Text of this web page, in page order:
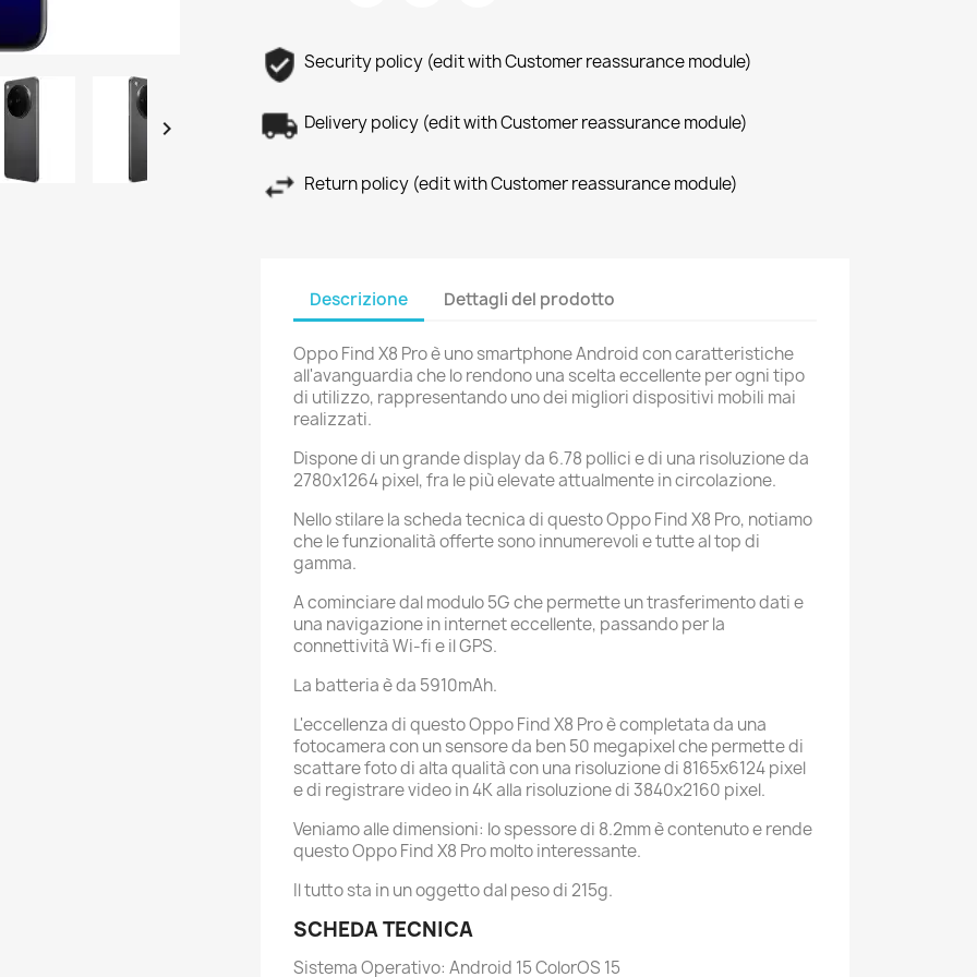

Security policy (edit with Customer reassurance module)
Delivery policy (edit with Customer reassurance module)
Return policy (edit with Customer reassurance module)
Descrizione Dettagli del prodotto
Oppo Find X8 Pro è uno smartphone Android con caratteristiche
all'avanguardia che lo rendono una scelta eccellente per ogni tipo
di utilizzo, rappresentando uno dei migliori dispositivi mobili mai
realizzati.
Dispone di un grande display da 6.78 pollici e di una risoluzione da
2780x1264 pixel, fra le più elevate attualmente in circolazione.
Nello stilare la scheda tecnica di questo Oppo Find X8 Pro, notiamo
che le funzionalità offerte sono innumerevoli e tutte al top di
gamma.
A cominciare dal modulo 5G che permette un trasferimento dati e
una navigazione in internet eccellente, passando per la
connettività Wi-fi e il GPS.
La batteria è da 5910mAh.
L'eccellenza di questo Oppo Find X8 Pro è completata da una
fotocamera con un sensore da ben 50 megapixel che permette di
scattare foto di alta qualità con una risoluzione di 8165x6124 pixel
e di registrare video in 4K alla risoluzione di 3840x2160 pixel.
Veniamo alle dimensioni: lo spessore di 8.2mm è contenuto e rende
questo Oppo Find X8 Pro molto interessante.
Il tutto sta in un oggetto dal peso di 215g.
SCHEDA TECNICA
Sistema Operativo: Android 15 ColorOS 15